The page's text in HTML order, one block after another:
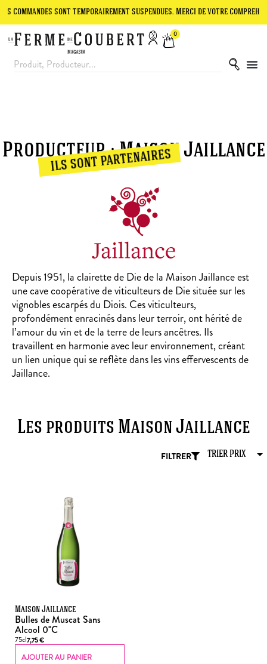
sont temporairement suspendues. Merci de votre compréhension.
0
Producteur : Maison Jaillance
ils sont partenaires
Depuis 1951, la clairette de Die de la Maison Jaillance est
une cave coopérative de viticulteurs de Die située sur les
vignobles escarpés du Diois. Ces viticulteurs,
profondément enracinés dans leur terroir, ont hérité de
l’amour du vin et de la terre de leurs ancêtres. Ils
travaillent en harmonie avec leur environnement, créant
un lien unique qui se reflète dans les vins effervescents de
Jaillance.
Les produits Maison Jaillance
FILTRER
Maison Jaillance
Bulles de Muscat Sans
Alcool 0°C
75cl7,75€
AJOUTER AU PANIER